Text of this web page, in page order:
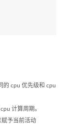
的 cpu 优先级和 cpu
计算周期。
赋予当前活动